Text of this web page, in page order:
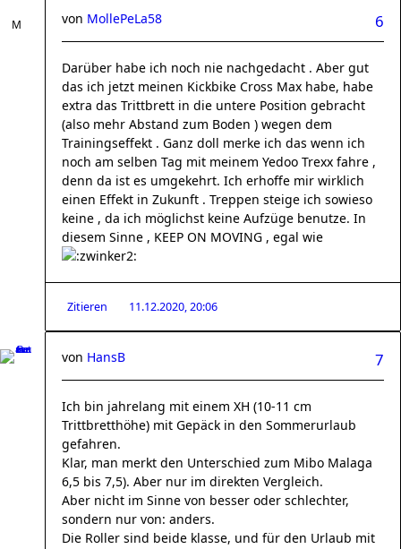
6
von MollePeLa58
Darüber habe ich noch nie nachgedacht . Aber gut
das ich jetzt meinen Kickbike Cross Max habe, habe
extra das Trittbrett in die untere Position gebracht
(also mehr Abstand zum Boden ) wegen dem
Trainingseffekt . Ganz doll merke ich das wenn ich
noch am selben Tag mit meinem Yedoo Trexx fahre ,
denn da ist es umgekehrt. Ich erhoffe mir wirklich
einen Effekt in Zukunft . Treppen steige ich sowieso
keine , da ich möglichst keine Aufzüge benutze. In
diesem Sinne , KEEP ON MOVING , egal wie
Zitieren 11.12.2020, 20:06
7
von HansB
Ich bin jahrelang mit einem XH (10-11 cm
Trittbretthöhe) mit Gepäck in den Sommerurlaub
gefahren.
Klar, man merkt den Unterschied zum Mibo Malaga
6,5 bis 7,5). Aber nur im direkten Vergleich.
Aber nicht im Sinne von besser oder schlechter,
sondern nur von: anders.
Die Roller sind beide klasse, und für den Urlaub mit